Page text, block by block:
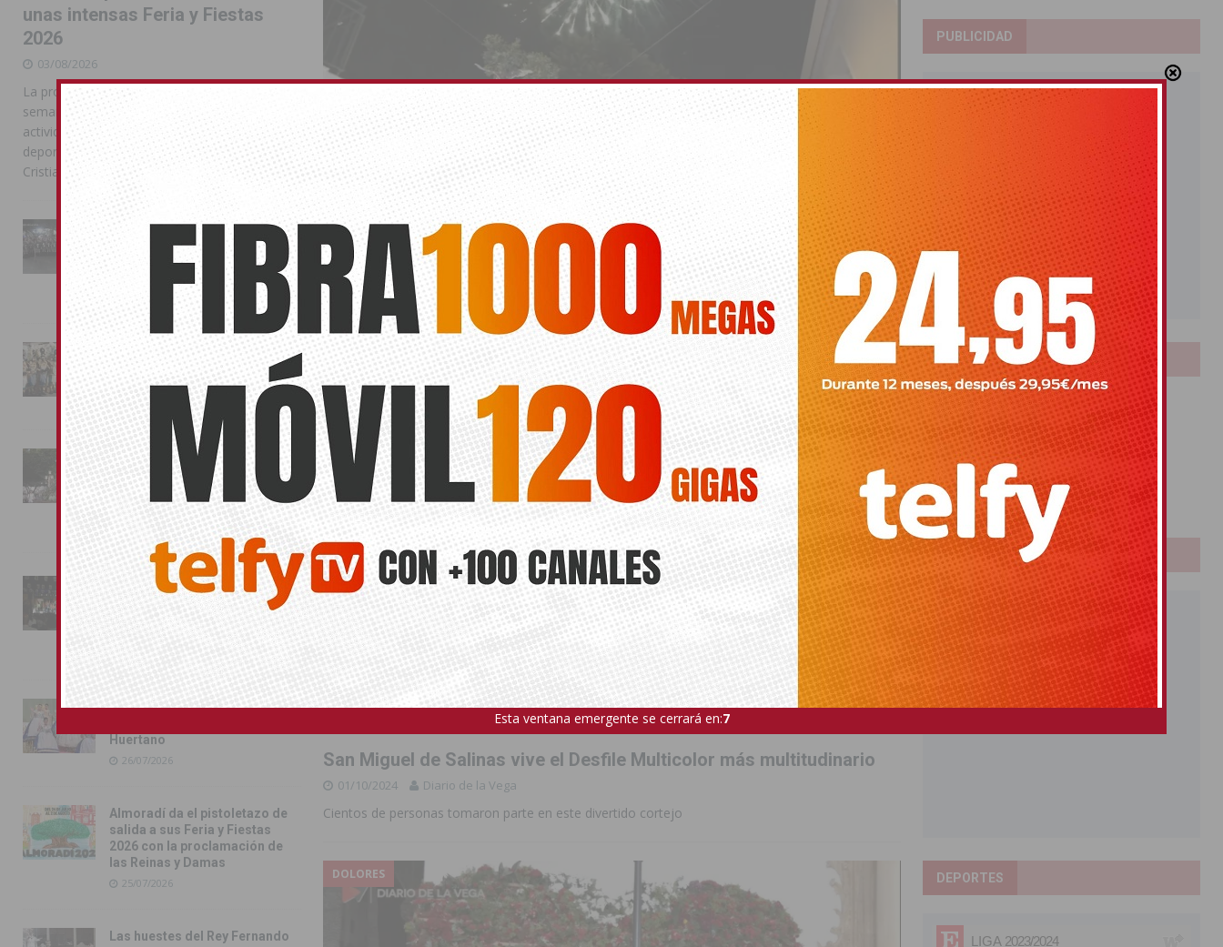
Benferri pone el broche de oro a sus fiestas patronales con la
procesión en honor a San Jerónimo
01/10/2024 Roberto
Cientos de vecinos y feligreses acompañaron al patrón de Benferri en la magnánima procesión
COMARCA
San Miguel de Salinas vive el Desfile Multicolor más multitudinario
01/10/2024 Diario de la Vega
Cientos de personas tomaron parte en este divertido cortejo
DOLORES
unas intensas Feria y Fiestas
2026
03/08/2026
La programación reunió durante más de una
semana actos institucionales, conciertos,
actividades familiares, competiciones
deportivas y las celebraciones de Moros y
Cristianos
La Entrada Cristiana llena de
esplendor las calles de
Almoradí en una multitudinaria
jornada festera
02/08/2026
La magia de la Entrada Mora
conquista las calles de
Almoradí
01/08/2026
La fiesta se adueña de
Almoradí con la presentación
de los cargos festeros y la
toma del castillo
31/07/2026
Pilar de la Horadada
conmemora con emoción el
40º aniversario de su
independencia como municipio
31/07/2026
Almoradí presume de raíces
Huertano
26/07/2026
Almoradí da el pistoletazo de
salida a sus Feria y Fiestas
2026 con la proclamación de
las Reinas y Damas
25/07/2026
Las huestes del Rey Fernando
PUBLICIDAD
LOTERIAS
Bonoloto
Primitiva
El Gordo
Euromillones
Loteria
Once
PUBLICIDAD
DEPORTES
Esta ventana emergente se cerrará en:5